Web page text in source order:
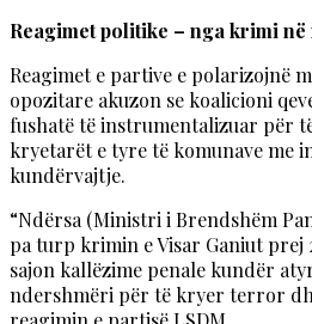
Reagimet politike – nga krimi
Reagimet e partive e polarizojnë
opozitare akuzon se koalicioni
fushatë të instrumentalizuar për
kryetarët e tyre të komunave me
kundërvajtje.
“Ndërsa (Ministri i Brendshëm
pa turp krimin e Visar Ganiut prej
sajon kallëzime penale kundër
ndershmëri për të kryer terror